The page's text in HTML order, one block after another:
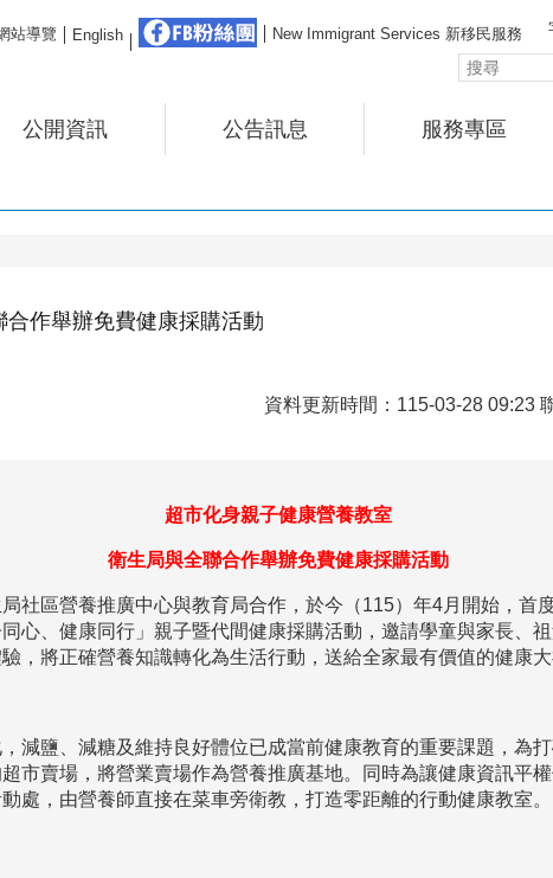
站導覽 English FB粉絲團
New Immigrant Services 新移民服務
公開資訊 公告訊息 服務專區
作舉辦免費健康採購活動
資料更新時間：115-03-28 09:23
超市化身親子健康營養教室
衛生局與全聯合作舉辦免費健康採購活動
社區營養推廣中心與教育局合作，於今（115）年4月開始，首
心、健康同行」親子暨代間健康採購活動，邀請學童與家長、
，將正確營養知識轉化為生活行動，送給全家最有價值的健康大
減鹽、減糖及維持良好體位已成當前健康教育的重要課題，為
市賣場，將營業賣場作為營養推廣基地。同時為讓健康資訊平
處，由營養師直接在菜車旁衛教，打造零距離的行動健康教室。